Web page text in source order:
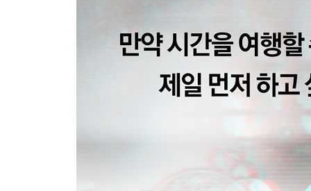
각자의 삶에는 자신만의 궤적이 필요하다
역사의 흐름 속에서 현재를 바라본다면
시민이라는 말의 무게
오늘을 잘살기 위해 필요한 것
나오는 글 | 삶의 밑그림을 그려준 이들을 생각하며